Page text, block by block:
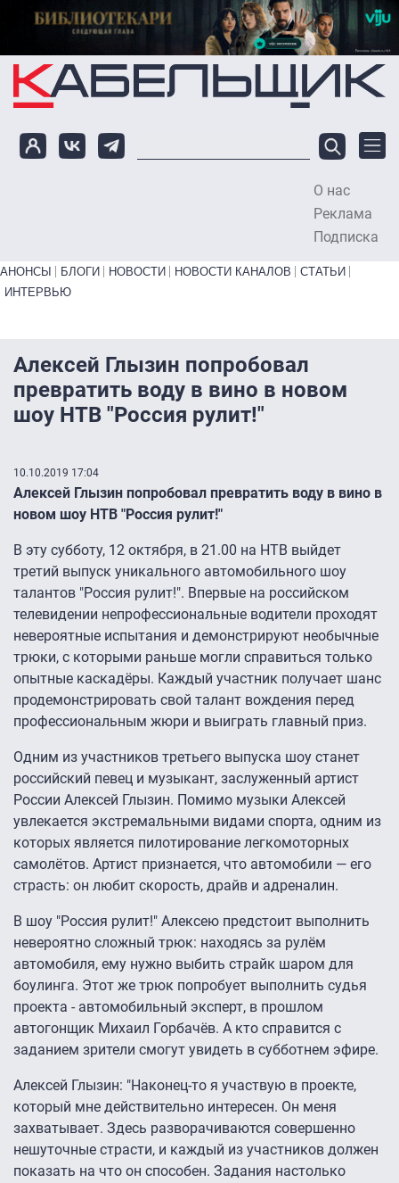
Перейти к основному содержанию
О нас
Реклама
Подписка
Primary links bottom
АНОНСЫ БЛОГИ НОВОСТИ НОВОСТИ КАНАЛОВ
СТАТЬИ
ИНТЕРВЬЮ
Алексей Глызин попробовал
превратить воду в вино в новом
шоу НТВ "Россия рулит!"
10.10.2019 17:04
Алексей Глызин попробовал превратить воду в вино в
новом шоу НТВ "Россия рулит!"
В эту субботу, 12 октября, в 21.00 на НТВ выйдет
третий выпуск уникального автомобильного шоу
талантов "Россия рулит!". Впервые на российском
телевидении непрофессиональные водители проходят
невероятные испытания и демонстрируют необычные
трюки, с которыми раньше могли справиться только
опытные каскадёры. Каждый участник получает шанс
продемонстрировать свой талант вождения перед
профессиональным жюри и выиграть главный приз.
Одним из участников третьего выпуска шоу станет
российский певец и музыкант, заслуженный артист
России Алексей Глызин. Помимо музыки Алексей
увлекается экстремальными видами спорта, одним из
которых является пилотирование легкомоторных
самолётов. Артист признается, что автомобили — его
страсть: он любит скорость, драйв и адреналин.
В шоу "Россия рулит!" Алексею предстоит выполнить
невероятно сложный трюк: находясь за рулём
автомобиля, ему нужно выбить страйк шаром для
боулинга. Этот же трюк попробует выполнить судья
проекта - автомобильный эксперт, в прошлом
автогонщик Михаил Горбачёв. А кто справится с
заданием зрители смогут увидеть в субботнем эфире.
Алексей Глызин: "Наконец-то я участвую в проекте,
который мне действительно интересен. Он меня
захватывает. Здесь разворачиваются совершенно
нешуточные страсти, и каждый из участников должен
показать на что он способен. Задания настолько